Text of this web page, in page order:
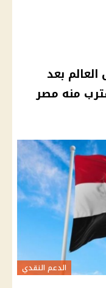
بعد
منه مصر
الدعم النقدي